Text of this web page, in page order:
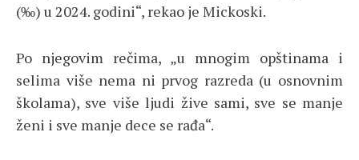
(‰) u 2024. godini“, rekao je Mickoski.
Po njegovim rečima, „u mnogim opštinama i
selima više nema ni prvog razreda (u osnovnim
školama), sve više ljudi žive sami, sve se manje
ženi i sve manje dece se rađa“.